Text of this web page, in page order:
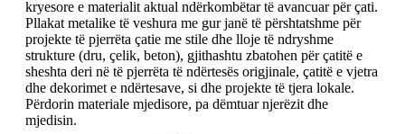
kryesore e materialit aktual ndërkombëtar të avancuar për çati.
Pllakat metalike të veshura me gur janë të përshtatshme për
projekte të pjerrëta çatie me stile dhe lloje të ndryshme
strukture (dru, çelik, beton), gjithashtu zbatohen për çatitë e
sheshta deri në të pjerrëta të ndërtesës origjinale, çatitë e vjetra
dhe dekorimet e ndërtesave, si dhe projekte të tjera lokale.
Përdorin materiale mjedisore, pa dëmtuar njerëzit dhe
mjedisin.